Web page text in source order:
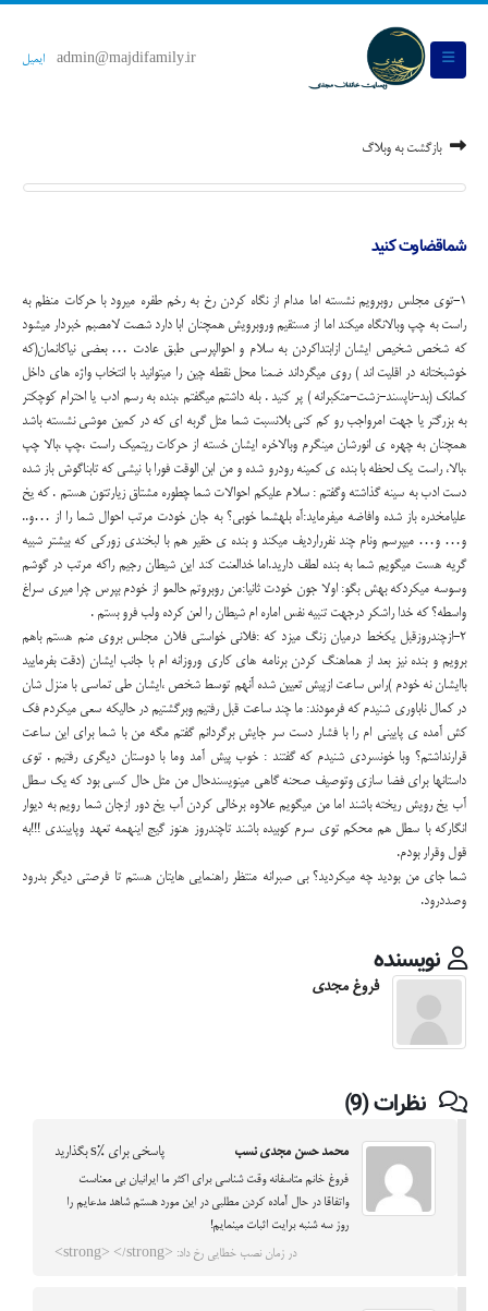
admin@majdifamily.ir ایمیل
بازگشت به وبلاگ
شماقضاوت کنید
1-توی مجلس روبرویم نشسته اما مدام از نگاه کردن رخ به رخم طفره میرود با حرکات منظم به
راست به چپ وبالانگاه میکند اما از مستقیم وروبرویش همچنان ابا دارد شصت لامصبم خبردار میشود
که شخص شخیص ایشان ازابتداکردن به سلام و احوالپرسی طبق عادت … بعضی نیاکانمان(که
خوشبختانه در اقلیت اند ) روی میگرداند ضمنا محل نقطه چین را میتوانید با انتخاب واژه های داخل
کمانک (بد-ناپسند-زشت-متکبرانه ) پر کنید . بله داشتم میگفتم ،بنده به رسم ادب یا احترام کوچکتر
به بزرگتر یا جهت امرواجب رو کم کنی بلانسبت شما مثل گربه ای که در کمین موشی نشسته باشد
همچنان به چهره ی انورشان مینگرم وبالاخره ایشان خسته از حرکات ریتمیک راست ،چپ ،بالا چپ
،بالا، راست یک لحظه با بنده ی کمینه رودرو شده و من ابن الوقت فورا با نیشی که تابناگوش باز شده
دست ادب به سینه گذاشته وگفتم : سلام علیکم احوالات شما چطوره مشتاق زیارتتون هستم . که یخ
علیامخدره باز شده وافاضه میفرماید:آه بلهشما خوبی؟ به جان خودت مرتب احوال شما را از …و..
و… و… میپرسم ونام چند نفرراردیف میکند و بنده ی حقیر هم با لبخندی زورکی که بیشتر شبیه
گریه هست میگویم شما به بنده لطف دارید.اما خدالعنت کند این شیطان رجیم راکه مرتب در گوشم
وسوسه میکردکه بهش بگو: اولا جون خودت ثانیا:من روبروتم حالمو از خودم بپرس چرا میری سراغ
واسطه؟ که خدا راشکر درجهت تنبیه نفس اماره ام شیطان را لعن کرده ولب فرو بستم .
2-ازچندروزقبل یکخط درمیان زنگ میزد که :فلانی خواستی فلان مجلس بروی منم هستم باهم
برویم و بنده نیز بعد از هماهنگ کردن برنامه های کاری وروزانه ام با جانب ایشان (دقت بفرمایید
باایشان نه خودم )راس ساعت ازپیش تعیین شده آنهم توسط شخص ،ایشان طی تماسی با منزل شان
در کمال ناباوری شنیدم که فرمودند: ما چند ساعت قبل رفتیم وبرگشتیم در حالیکه سعی میکردم فک
کش آمده ی پایینی ام را با فشار دست سر جایش برگردانم گفتم مگه من با شما برای این ساعت
قرارنداشتم؟ وبا خونسردی شنیدم که گفتند : خوب پیش آمد وما با دوستان دیگری رفتیم . توی
داستانها برای فضا سازی وتوصیف صحنه گاهی مینویسندحال من مثل حال کسی بود که یک سطل
آب یخ رویش ریخته باشند اما من میگویم علاوه برخالی کردن آب یخ دور ازجان شما رویم به دیوار
انگارکه با سطل هم محکم توی سرم کوبیده باشند تاچندروز هنوز گیج اینهمه تعهد وپایبندی !!!به
قول وقرار بودم.
شما جای من بودید چه میکردید؟ بی صبرانه منتظر راهنمایی هایتان هستم تا فرصتی دیگر بدرود
وصددرود.
نویسنده
فروغ مجدی
نظرات (9)
محمد حسن مجدی نسب پاسخی برای %s بگذارید
فروغ خانم متاسفانه وقت شناسی برای اکثر ما ایرانیان بی معناست
واتفاقا در حال آماده کردن مطلبی در این مورد هستم شاهد مدعایم را
روز سه شنبه برایت اثبات مینمایم!
در زمان نصب خطایی رخ داد: <strong> </strong>